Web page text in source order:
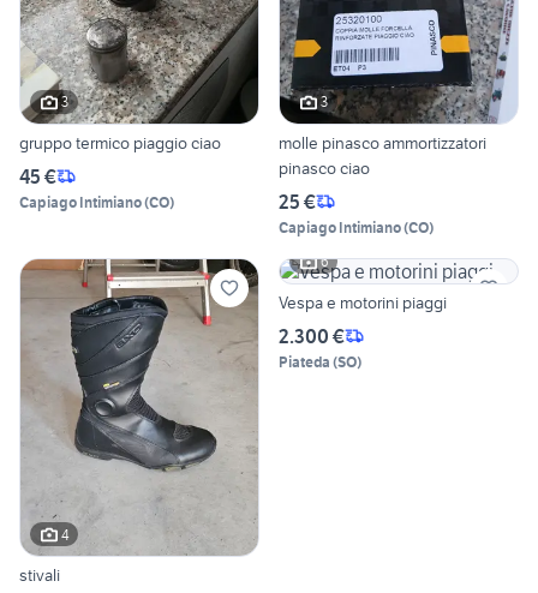
3
gruppo termico piaggio ciao
45 €
Capiago Intimiano(CO)
3
molle pinasco ammortizzatori
pinasco ciao
25 €
Capiago Intimiano(CO)
4
stivali
6
Vespa e motorini piaggi
2.300 €
Piateda (SO)